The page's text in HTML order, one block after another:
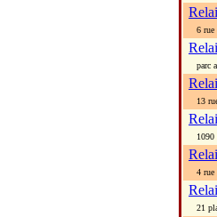
6 rue
parc
13
1090
4 rue
21